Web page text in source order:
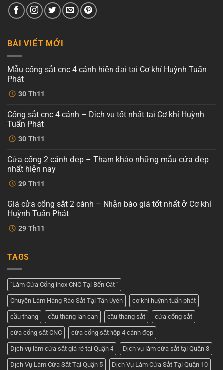
BÀI VIẾT MỚI
30 Th11
Mẫu cổng sắt cnc 4 cánh hiện đại tại Cơ khí Huỳnh Tuấn
Phát
Không
có
ở
Mẫu
cổng
sắt
cnc
hiện
đại
tại
Cơ
khí
Phát
30 Th11
Cổng sắt cnc 4 cánh – Dịch vụ tốt nhất tại Cơ khí Huỳnh
Tuấn Phát
Không
có
ở
Cổng
sắt
cnc
4
Dịch
vụ
tốt
nhất
tại
Tuấn
29 Th11
Cửa cổng 2 cánh đẹp – Tham khảo những mẫu cửa đẹp
nhất hiện nay
Không
có
ở
Cửa
cổng
cánh
khảo
mẫu
đẹp
nhất
hiện
nay
29 Th11
Giá cửa cổng sắt 2 cánh – Nhận báo giá tốt nhất ở Cơ khí
Huỳnh Tuấn Phát
Không
có
Giá
cổng
2
cánh
–
Nhận
báo
giá
tốt
nhất
Cơ
khí
Huỳnh
Tuấn
Phát
TAGS
"Làm Cửa Cổng inox CNC Tại Bến Cát "
Chuyên Làm Hàng Rào Sắt Tại Tân Uyên cơ khí huỳnh tuấn phát
cầu thang cầu thang lan can cầu thang sắt cửa cổng sắt
cửa cổng sắt CNC cửa cổng sắt hộp 4 cánh đẹp
Dịch vụ làm cửa sắt giá rẻ tại Quận 4 Dịch vụ làm cửa sắt tại Quận 3
Dịch Vụ Làm Cửa Sắt Tại Quận 5 Dịch Vụ Làm Cửa Sắt Tại Quận 10